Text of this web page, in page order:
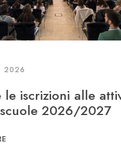
2026
le iscrizioni alle
2026/2027